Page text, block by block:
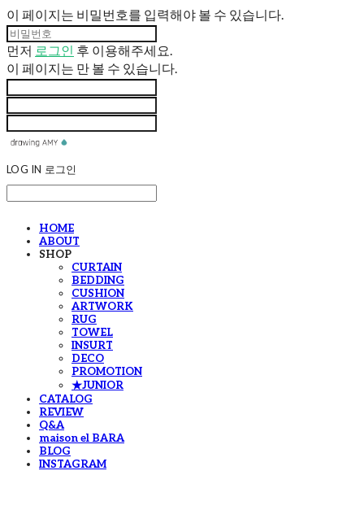
이 페이지는 비밀번호를 입력해야 볼 수 있습니다.
먼저 로그인 후 이용해주세요.
이 페이지는 만 볼 수 있습니다.
LOG IN 로그인
HOME
ABOUT
SHOP
CURTAIN
BEDDING
CUSHION
ARTWORK
RUG
TOWEL
INSURT
DECO
PROMOTION
★JUNIOR
CATALOG
REVIEW
Q&A
maison el BARA
BLOG
INSTAGRAM